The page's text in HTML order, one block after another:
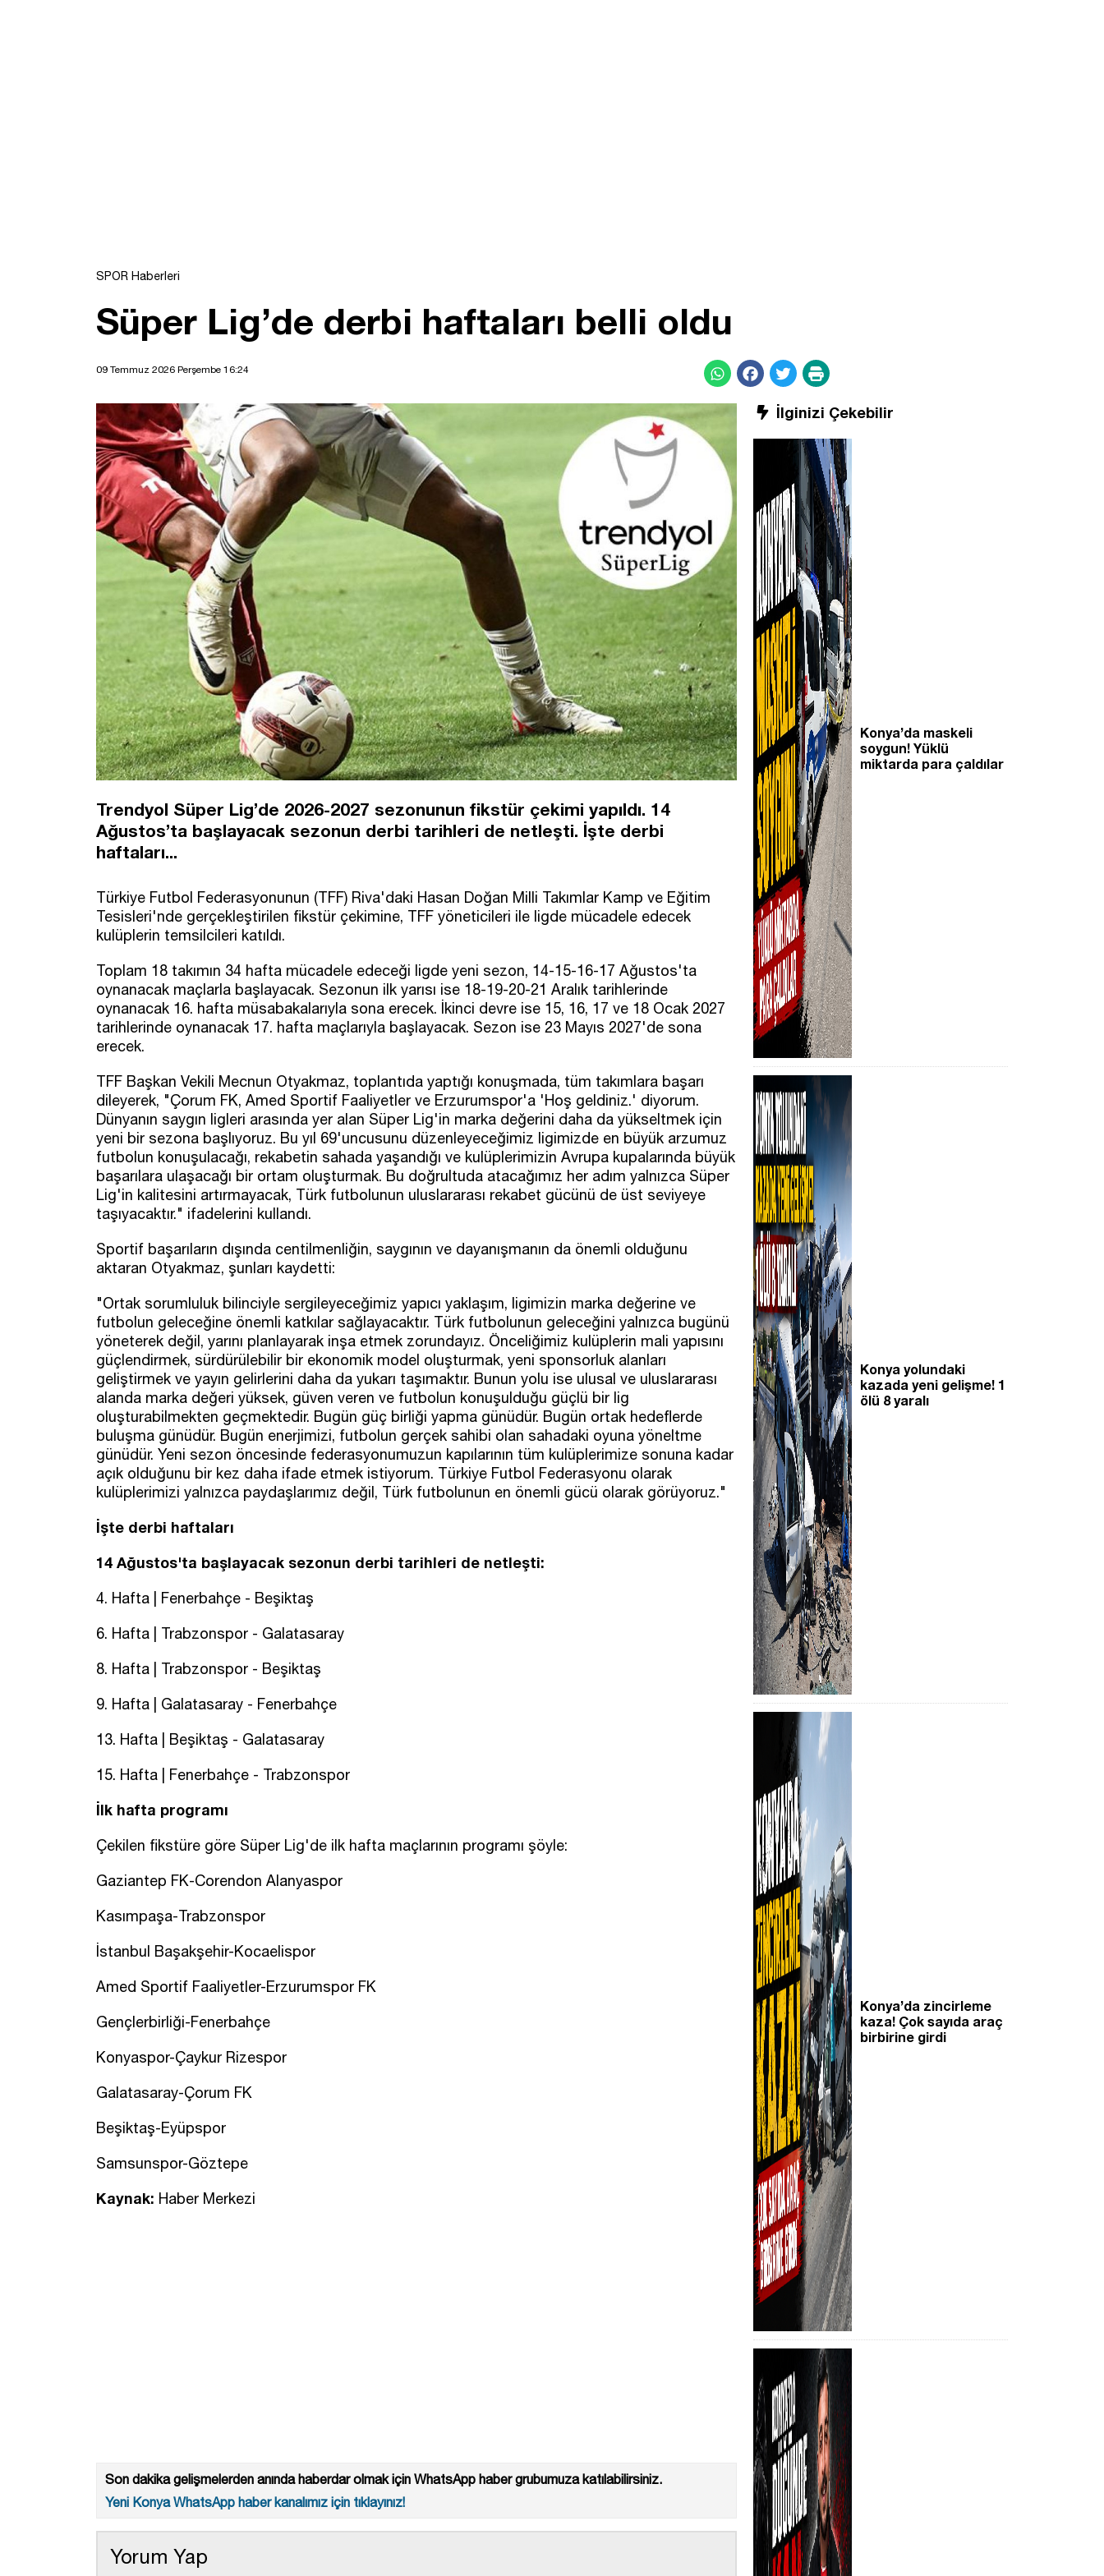
SPOR Haberleri
Süper Lig’de derbi haftaları belli oldu
09 Temmuz 2026 Perşembe 16:24
Trendyol Süper Lig’de 2026-2027 sezonunun fikstür çekimi yapıldı. 14
Ağustos’ta başlayacak sezonun derbi tarihleri de netleşti. İşte derbi
haftaları...
Türkiye Futbol Federasyonunun (TFF) Riva'daki Hasan Doğan Milli Takımlar Kamp ve Eğitim
Tesisleri'nde gerçekleştirilen fikstür çekimine, TFF yöneticileri ile ligde mücadele edecek
kulüplerin temsilcileri katıldı.
Toplam 18 takımın 34 hafta mücadele edeceği ligde yeni sezon, 14-15-16-17 Ağustos'ta
oynanacak maçlarla başlayacak. Sezonun ilk yarısı ise 18-19-20-21 Aralık tarihlerinde
oynanacak 16. hafta müsabakalarıyla sona erecek. İkinci devre ise 15, 16, 17 ve 18 Ocak 2027
tarihlerinde oynanacak 17. hafta maçlarıyla başlayacak. Sezon ise 23 Mayıs 2027'de sona
erecek.
TFF Başkan Vekili Mecnun Otyakmaz, toplantıda yaptığı konuşmada, tüm takımlara başarı
dileyerek, "Çorum FK, Amed Sportif Faaliyetler ve Erzurumspor'a 'Hoş geldiniz.' diyorum.
Dünyanın saygın ligleri arasında yer alan Süper Lig'in marka değerini daha da yükseltmek için
yeni bir sezona başlıyoruz. Bu yıl 69'uncusunu düzenleyeceğimiz ligimizde en büyük arzumuz
futbolun konuşulacağı, rekabetin sahada yaşandığı ve kulüplerimizin Avrupa kupalarında büyük
başarılara ulaşacağı bir ortam oluşturmak. Bu doğrultuda atacağımız her adım yalnızca Süper
Lig'in kalitesini artırmayacak, Türk futbolunun uluslararası rekabet gücünü de üst seviyeye
taşıyacaktır." ifadelerini kullandı.
Sportif başarıların dışında centilmenliğin, saygının ve dayanışmanın da önemli olduğunu
aktaran Otyakmaz, şunları kaydetti:
"Ortak sorumluluk bilinciyle sergileyeceğimiz yapıcı yaklaşım, ligimizin marka değerine ve
futbolun geleceğine önemli katkılar sağlayacaktır. Türk futbolunun geleceğini yalnızca bugünü
yöneterek değil, yarını planlayarak inşa etmek zorundayız. Önceliğimiz kulüplerin mali yapısını
güçlendirmek, sürdürülebilir bir ekonomik model oluşturmak, yeni sponsorluk alanları
geliştirmek ve yayın gelirlerini daha da yukarı taşımaktır. Bunun yolu ise ulusal ve uluslararası
alanda marka değeri yüksek, güven veren ve futbolun konuşulduğu güçlü bir lig
oluşturabilmekten geçmektedir. Bugün güç birliği yapma günüdür. Bugün ortak hedeflerde
buluşma günüdür. Bugün enerjimizi, futbolun gerçek sahibi olan sahadaki oyuna yöneltme
günüdür. Yeni sezon öncesinde federasyonumuzun kapılarının tüm kulüplerimize sonuna kadar
açık olduğunu bir kez daha ifade etmek istiyorum. Türkiye Futbol Federasyonu olarak
kulüplerimizi yalnızca paydaşlarımız değil, Türk futbolunun en önemli gücü olarak görüyoruz."
İşte derbi haftaları
14 Ağustos'ta başlayacak sezonun derbi tarihleri de netleşti:
4. Hafta | Fenerbahçe - Beşiktaş
6. Hafta | Trabzonspor - Galatasaray
8. Hafta | Trabzonspor - Beşiktaş
9. Hafta | Galatasaray - Fenerbahçe
13. Hafta | Beşiktaş - Galatasaray
15. Hafta | Fenerbahçe - Trabzonspor
İlk hafta programı
Çekilen fikstüre göre Süper Lig'de ilk hafta maçlarının programı şöyle:
Gaziantep FK-Corendon Alanyaspor
Kasımpaşa-Trabzonspor
İstanbul Başakşehir-Kocaelispor
Amed Sportif Faaliyetler-Erzurumspor FK
Gençlerbirliği-Fenerbahçe
Konyaspor-Çaykur Rizespor
Galatasaray-Çorum FK
Beşiktaş-Eyüpspor
Samsunspor-Göztepe
Kaynak: Haber Merkezi
Son dakika gelişmelerden anında haberdar olmak için WhatsApp haber grubumuza katılabilirsiniz.
Yeni Konya WhatsApp haber kanalımız için tıklayınız!
Yorum Yap
İlginizi Çekebilir
Konya’da maskeli
soygun! Yüklü
miktarda para çaldılar
Konya yolundaki
kazada yeni gelişme! 1
ölü 8 yaralı
Konya’da zincirleme
kaza! Çok sayıda araç
birbirine girdi